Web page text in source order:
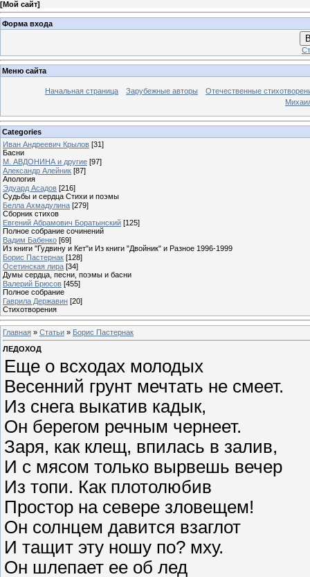
[Мой сайт]
Форма входа
Меню сайта
Начальная страница Зарубежные авторы
Отечественные
Categories
Иван Андреевич Крылов [31]
Басни
М. АВДОНИНА и другие [97]
Александр Алейник [87]
Апология
Эдуард Асадов [216]
Судьбы и сердца Стихи и поэмы
Белла Ахмадулина [279]
Сборник стихов
Евгений Абрамович Боратынский [125]
Полное собрание сочинений
Вадим Бабенко [69]
Из книги "Гудвину и Кет"и Из книги "Двойник" и Разное 1996-1999
Борис Пастернак [128]
Осетинская лира [34]
Думы сердца, песни, поэмы и басни
Валерий Брюсов [455]
Полное собрание
Гаврила Державин [20]
Стихотворения
Главная » Статьи » Борис Пастернак
ЛЕДОХОД
Еще о всходах молодых
Весенний грунт мечтать не смеет.
Из снега выкатив кадык,
Он берегом речным чернеет.
Заря, как клещ, впилась в залив,
И с мясом только вырвешь вечер
Из топи. Как плотолюбив
Простор на севере зловещем!
Он солнцем давится взаглот
И тащит эту ношу по? мху.
Он шлепает ее об лед